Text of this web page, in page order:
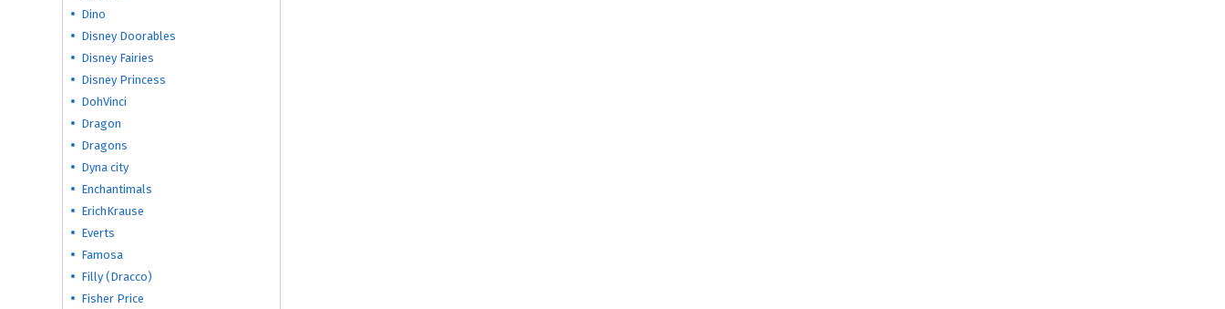
Dino
Disney Doorables
Disney Fairies
Disney Princess
DohVinci
Dragon
Dragons
Dyna city
Enchantimals
ErichKrause
Everts
Famosa
Filly (Dracco)
Fisher Price